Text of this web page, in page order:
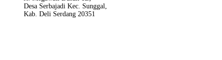
Desa Serbajadi Kec. Sunggal,
Kab. Deli Serdang 20351